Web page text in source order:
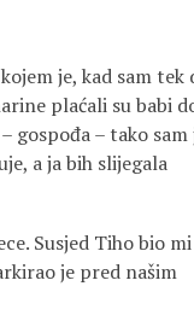
je, kad sam tek
plaćali su babi
gospođa – tako sam
a ja bih slijegala
Susjed Tiho bio
je pred našim